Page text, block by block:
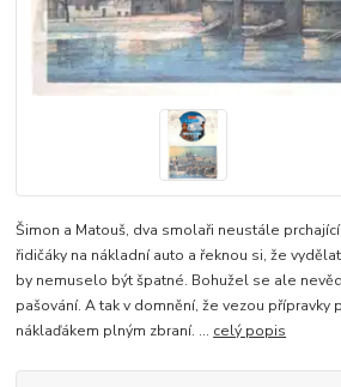
Šimon a Matouš, dva smolaři neustále
řidičáky na nákladní auto a řeknou si, že
by nemuselo být špatné. Bohužel se ale
pašování. A tak v domnění, že vezou přípravky
náklaďákem plným zbraní. ... celý popis